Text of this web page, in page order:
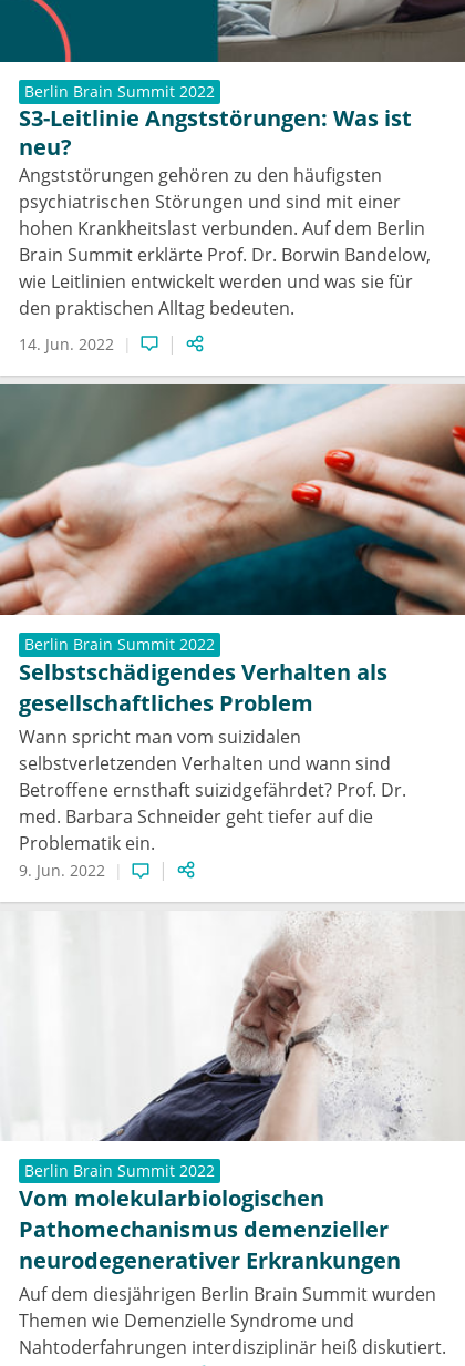
Berlin Brain Summit 2022
S3-Leitlinie Angststörungen: Was ist
neu?
Angststörungen gehören zu den häufigsten
psychiatrischen Störungen und sind mit einer
hohen Krankheitslast verbunden. Auf dem Berlin
Brain Summit erklärte Prof. Dr. Borwin Bandelow,
wie Leitlinien entwickelt werden und was sie für
den praktischen Alltag bedeuten.
14. Jun. 2022
Berlin Brain Summit 2022
Selbstschädigendes Verhalten als
gesellschaftliches Problem
Wann spricht man vom suizidalen
selbstverletzenden Verhalten und wann sind
Betroffene ernsthaft suizidgefährdet? Prof. Dr.
med. Barbara Schneider geht tiefer auf die
Problematik ein.
9. Jun. 2022
Berlin Brain Summit 2022
Vom molekularbiologischen
Pathomechanismus demenzieller
neurodegenerativer Erkrankungen
Auf dem diesjährigen Berlin Brain Summit wurden
Themen wie Demenzielle Syndrome und
Nahtoderfahrungen interdisziplinär heiß diskutiert.